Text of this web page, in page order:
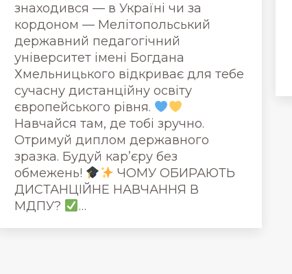
знаходився — в Україні чи за
кордоном — Мелітопольський
державний педагогічний
університет імені Богдана
Хмельницького відкриває для тебе
сучасну дистанційну освіту
європейського рівня.
Навчайся там, де тобі зручно.
Отримуй диплом державного
зразка. Будуй кар’єру без
обмежень!
ЧОМУ ОБИРАЮТЬ
ДИСТАНЦІЙНЕ НАВЧАННЯ В
МДПУ?
…